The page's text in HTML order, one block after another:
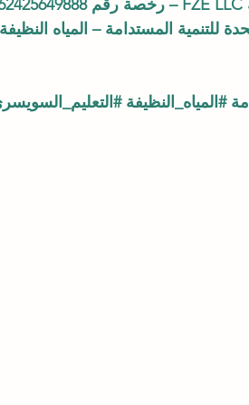
للتنمية المستدامة – المياه
#المياه_النظيفة